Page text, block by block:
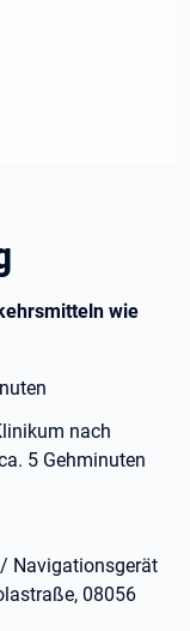
wie
nach
5 Gehminuten
Navigationsgerät
08056